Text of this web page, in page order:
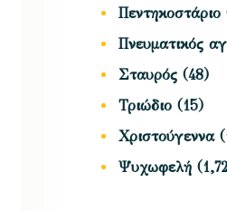
Πεντηκοστάριο
Πνευματικός
Σταυρός (48)
Τριώδιο (15)
Χριστούγεννα
Ψυχωφελή